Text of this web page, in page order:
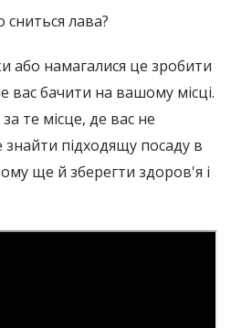
лава?
або намагалися це зробити
вас бачити на вашому місці.
те місце, де вас не
підходящу посаду в
ще й зберегти здоров'я і